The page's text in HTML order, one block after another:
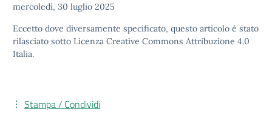
mercoledì, 30 luglio 2025
Eccetto dove diversamente specificato, questo articolo è stato
rilasciato sotto Licenza Creative Commons Attribuzione 4.0
Italia.
Stampa / Condividi